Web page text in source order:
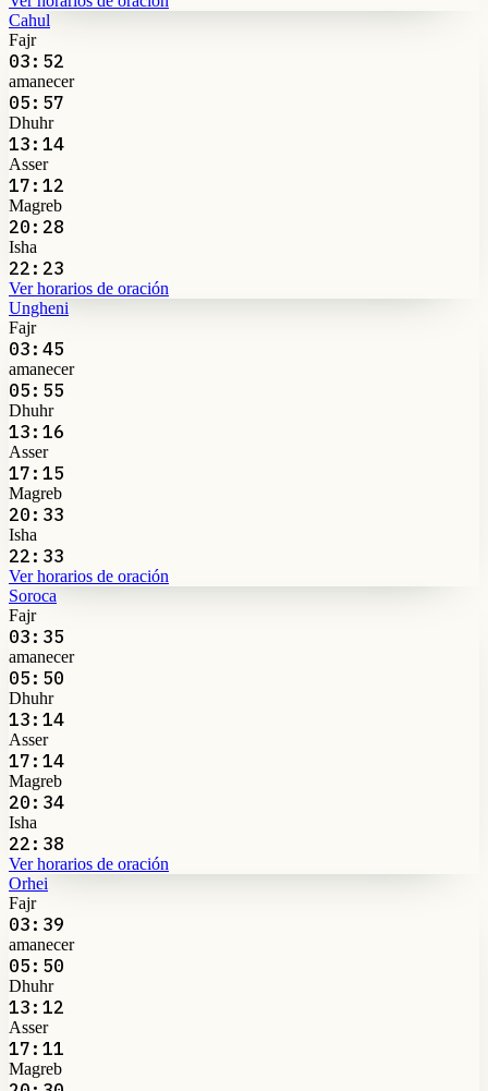
Cahul
Fajr
03:52
amanecer
05:57
Dhuhr
13:14
Asser
17:12
Magreb
20:28
Isha
22:23
Ver horarios de oración
Ungheni
Fajr
03:45
amanecer
05:55
Dhuhr
13:16
Asser
17:15
Magreb
20:33
Isha
22:33
Ver horarios de oración
Soroca
Fajr
03:35
amanecer
05:50
Dhuhr
13:14
Asser
17:14
Magreb
20:34
Isha
22:38
Ver horarios de oración
Orhei
Fajr
03:39
amanecer
05:50
Dhuhr
13:12
Asser
17:11
Magreb